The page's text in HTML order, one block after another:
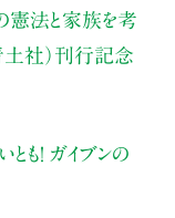
の憲法と家族を考
土社）刊行記念
も！ ガイブンの